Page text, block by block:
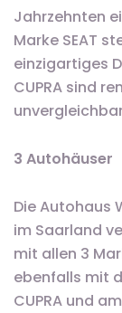
Jahrzehnten
Marke SEAT
einzigartiges
CUPRA sind
3 Autohäuser
Die Autohaus
im Saarland
mit allen 3
ebenfalls mit
CUPRA und